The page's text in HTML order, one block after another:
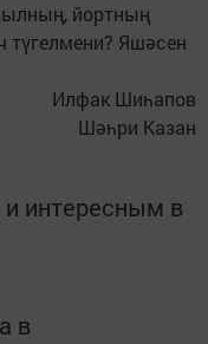
йортның
Яшәсен
Илфак Шиһапов
Шәһри Казан
интересным в
в